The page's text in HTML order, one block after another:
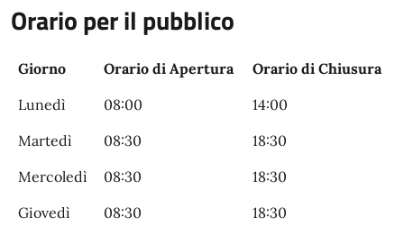
Orario per il pubblico
Giorno Orario di Apertura
Orario di Chiusura
Lunedì
08:00
14:00
Martedì
08:30
18:30
Mercoledì
08:30
18:30
Giovedì
08:30
18:30